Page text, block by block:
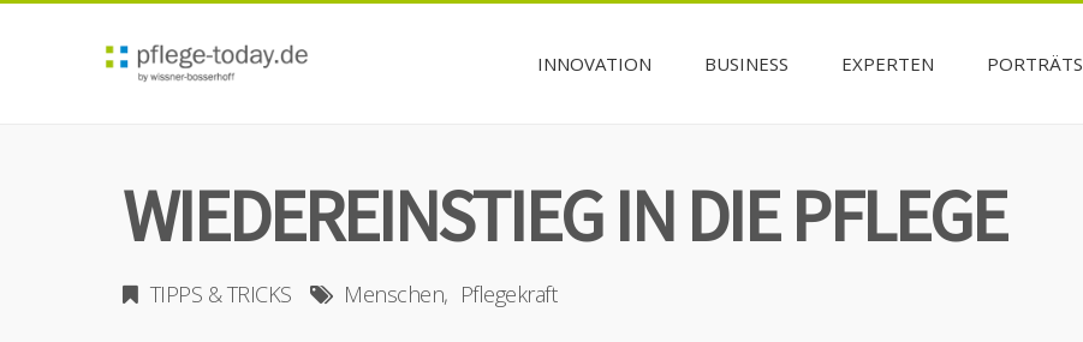
INNOVATION BUSINESS EXPERTEN PORTRÄTS
WIEDEREINSTIEG IN DIE PFLEGE
TIPPS & TRICKS Menschen Pflegekraft